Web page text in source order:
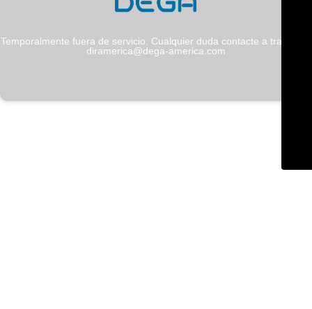
Temporalmente fuera de servicio. Cualquier duda contacte a través de
diramerica@dega-america.com